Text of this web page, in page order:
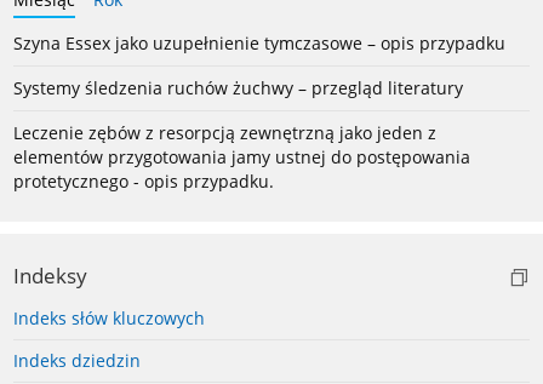
Szyna Essex jako uzupełnienie tymczasowe – opis przypadku
Systemy śledzenia ruchów żuchwy – przegląd literatury
Leczenie zębów z resorpcją zewnętrzną jako jeden z
elementów przygotowania jamy ustnej do postępowania
protetycznego - opis przypadku.
Indeksy
Indeks słów kluczowych
Indeks dziedzin